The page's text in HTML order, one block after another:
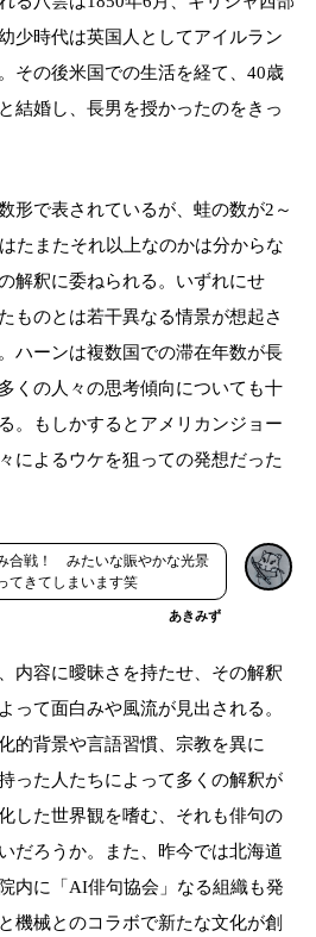
少時代は英国人としてアイルラン
その後米国での生活を経て、40歳
結婚し、長男を授かったのをきっ
形で表されているが、蛙の数が2～
たまたそれ以上なのかは分からな
解釈に委ねられる。いずれにせ
ものとは若干異なる情景が想起さ
ハーンは複数国での滞在年数が長
くの人々の思考傾向についても十
。もしかするとアメリカンジョー
によるウケを狙っての発想だった
合戦！ みたいな賑やかな光景
てきてしまいます笑
あきみず
内容に曖昧さを持たせ、その解釈
って面白みや風流が見出される。
的背景や言語習慣、宗教を異に
った人たちによって多くの解釈が
した世界観を嗜む、それも俳句の
だろうか。また、昨今では北海道
内に「AI俳句協会」なる組織も発
機械とのコラボで新たな文化が創